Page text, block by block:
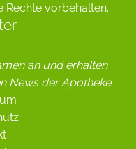
Rechte vorbehalten.
an und erhalten
News der Apotheke.